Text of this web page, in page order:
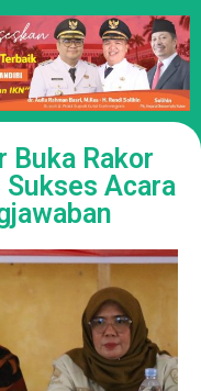
Buka Rakor
Sukses Acara